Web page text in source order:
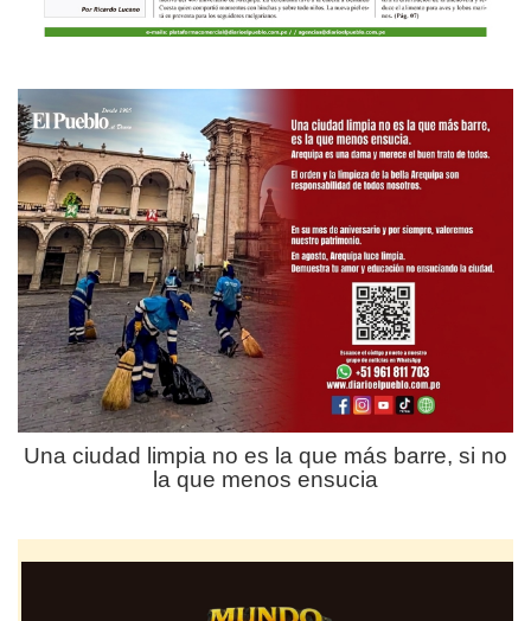
Una ciudad limpia no es la que más barre, si no
la que menos ensucia